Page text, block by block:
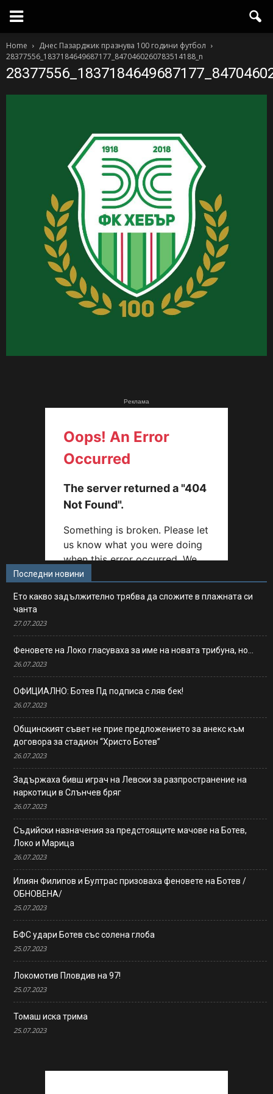
Home
Днес Пазарджик празнува 100 години футбол
28377556_1837184649687177_8470460260783514188_n
Реклама
Последни новини
Ето какво задължително трябва да сложите в плажната си
чанта
27.07.2023
Феновете на Локо гласуваха за име на новата трибуна, но…
26.07.2023
ОФИЦИАЛНО: Ботев Пд подписа с ляв бек!
26.07.2023
Общинският съвет не прие предложението за анекс към
договора за стадион “Христо Ботев”
26.07.2023
Задържаха бивш играч на Левски за разпространение на
наркотици в Слънчев бряг
26.07.2023
Съдийски назначения за предстоящите мачове на Ботев,
Локо и Марица
26.07.2023
Илиян Филипов и Бултрас призоваха феновете на Ботев /
ОБНОВЕНА/
25.07.2023
БФС удари Ботев със солена глоба
25.07.2023
Локомотив Пловдив на 97!
25.07.2023
Томаш иска трима
25.07.2023